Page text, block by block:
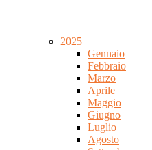
2025
Gennaio
Febbraio
Marzo
Aprile
Maggio
Giugno
Luglio
Agosto